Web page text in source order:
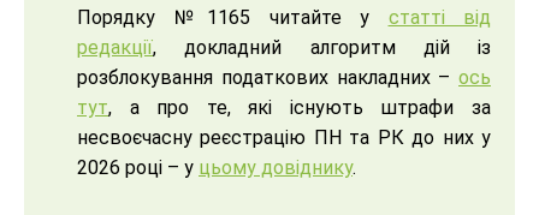
Порядку №1165 читайте у статті від
редакції, докладний алгоритм дій із
розблокування податкових накладних – ось
тут, а про те, які існують штрафи за
несвоєчасну реєстрацію ПН та РК до них у
2026 році – у цьому довіднику.